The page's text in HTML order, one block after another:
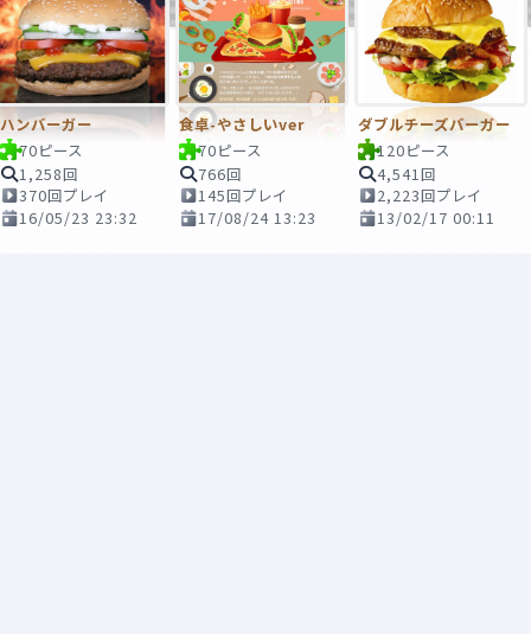
ハンバーガー
70ピース
1,258回
370回プレイ
16/05/23 23:32
食卓-やさしいver
70ピース
766回
145回プレイ
17/08/24 13:23
ダブルチーズバーガー
120ピース
4,541回
2,223回プレイ
13/02/17 00:11